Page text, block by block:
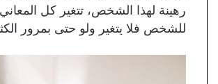
رهينة لهذا الشخص، تتغير كل
للشخص فلا يتغير ولو حتى بمرور